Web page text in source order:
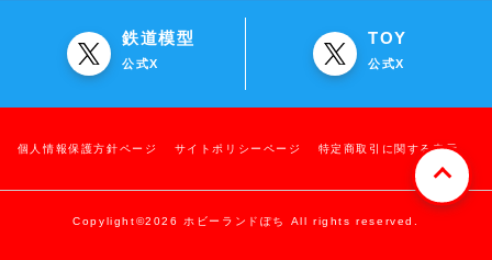
鉄道模型
公式X
TOY
公式X
個人情報保護方針ページ サイトポリシーページ 特定商取引に関する表示
Copylight©2026 ホビーランドぽち All rights reserved.